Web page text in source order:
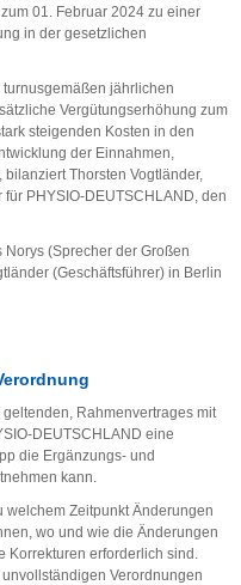
01. Februar 2024 zu einer
in der gesetzlichen
jährlichen
Vergütungserhöhung zum
steigenden Kosten in den
der Einnahmen,
Thorsten Vogtländer,
PHYSIO-DEUTSCHLAND, den
Norys (Sprecher der Großen
(Geschäftsführer) in Berlin
Rahmenvertrages mit
DEUTSCHLAND eine
die Ergänzungs- und
kann.
welchem Zeitpunkt Änderungen
wo und wie die Änderungen
Korrekturen erforderlich sind.
Verordnungen